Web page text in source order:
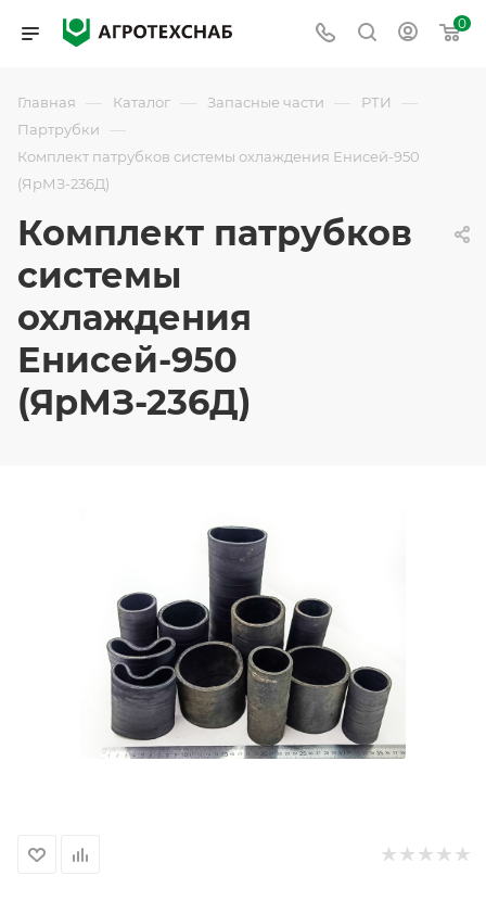
0
Главная — Каталог — Запасные части — РТИ —
Партрубки —
Комплект патрубков системы охлаждения Енисей-950
(ЯрМЗ-236Д)
Комплект патрубков
системы
охлаждения
Енисей-950
(ЯрМЗ-236Д)